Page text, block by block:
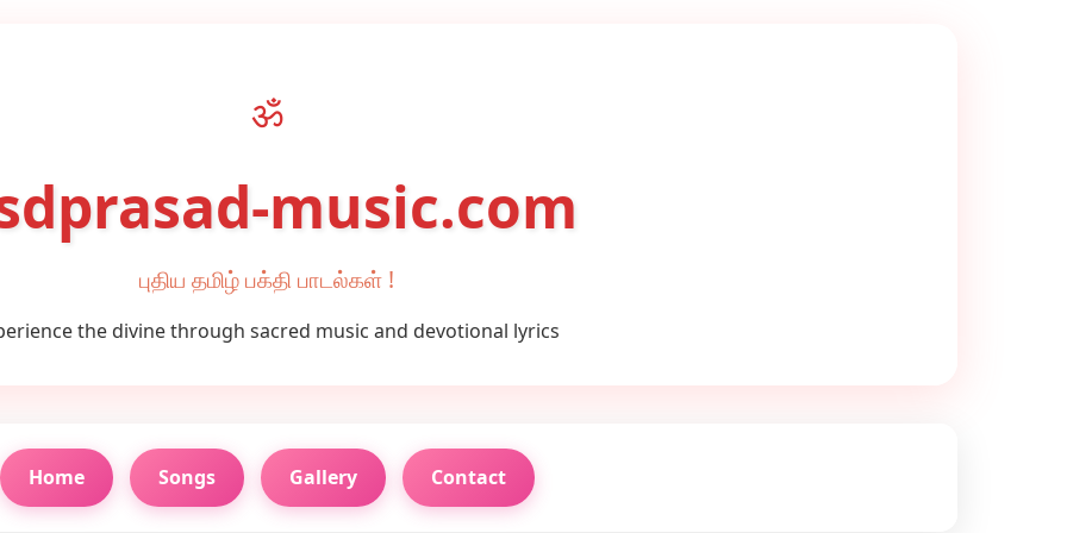
ॐ
music.com
புதிய தமிழ் பக்தி பாடல்கள் !
the divine through sacred music and devotional lyrics
Home Songs Gallery Contact